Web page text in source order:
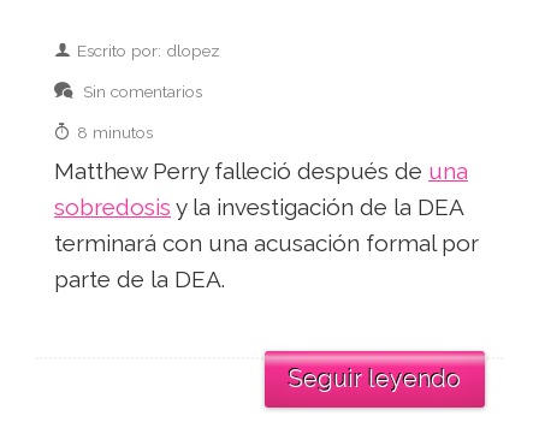
Escrito por: dlopez
Sin comentarios
8 minutos
Matthew Perry falleció después de una
sobredosis y la investigación de la DEA
terminará con una acusación formal por
parte de la DEA.
Seguir leyendo